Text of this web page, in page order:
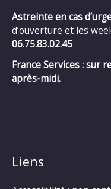
Astreinte en cas
d’ouverture et les
06.75.83.02.45
France Services : sur
après-midi.
Liens